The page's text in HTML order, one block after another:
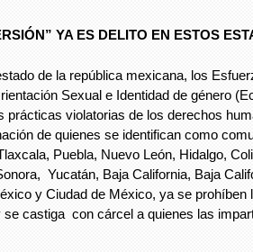
YA ES DELITO EN ESTOS
de la república mexicana, los
Sexual e Identidad de género
prácticas violatorias de los derechos
de quienes se identifican como
Puebla, Nuevo León, Hidalgo,
Yucatán, Baja California, Baja
y Ciudad de México, ya se prohíben
se castiga con cárcel a quienes las